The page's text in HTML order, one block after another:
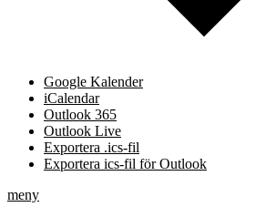
Google Kalender
iCalendar
Outlook 365
Outlook Live
Exportera .ics-fil
Exportera ics-fil för Outlook
meny